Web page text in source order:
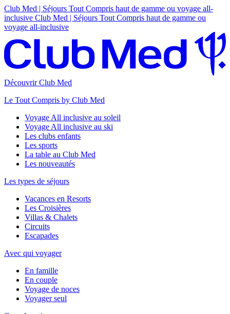
Club Med | Séjours Tout Compris haut de gamme ou voyage all-
inclusive Club Med | Séjours Tout Compris haut de gamme ou
voyage all-inclusive
Découvrir Club Med
Le Tout Compris by Club Med
Voyage All inclusive au soleil
Voyage All inclusive au ski
Les clubs enfants
Les sports
La table au Club Med
Les nouveautés
Les types de séjours
Vacances en Resorts
Les Croisières
Villas & Chalets
Circuits
Escapades
Avec qui voyager
En famille
En couple
Voyage de noces
Voyager seul